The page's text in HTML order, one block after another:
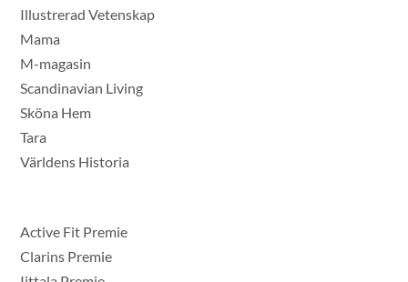
Illustrerad Vetenskap
Mama
M-magasin
Scandinavian Living
Sköna Hem
Tara
Världens Historia
Active Fit Premie
Clarins Premie